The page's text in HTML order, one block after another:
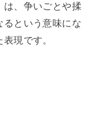
は、争いごとや揉
るという意味にな
現です。